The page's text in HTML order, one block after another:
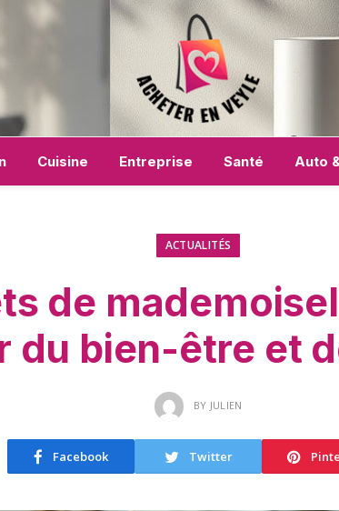
Cuisine Entreprise Santé Auto
ACTUALITÉS
de
bien-être et
BY JULIEN
Facebook Twitter